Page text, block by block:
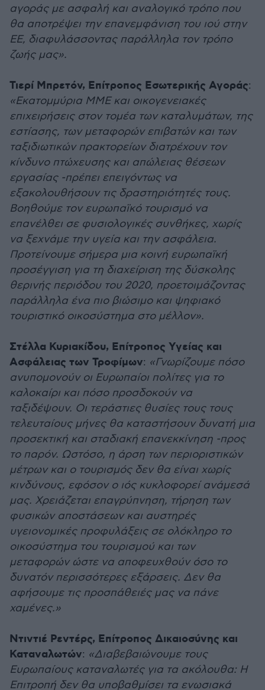
αγοράς με ασφαλή και αναλογικό τρόπο που
θα αποτρέψει την επανεμφάνιση του ιού στην
ΕΕ, διαφυλάσσοντας παράλληλα τον τρόπο
ζωής μας».
Τιερί Μπρετόν, Επίτροπος Εσωτερικής Αγοράς:
«Εκατομμύρια ΜΜΕ και οικογενειακές
επιχειρήσεις στον τομέα των καταλυμάτων, της
εστίασης, των μεταφορών επιβατών και των
ταξιδιωτικών πρακτορείων διατρέχουν τον
κίνδυνο πτώχευσης και απώλειας θέσεων
εργασίας -πρέπει επειγόντως να
εξακολουθήσουν τις δραστηριότητές τους.
Βοηθούμε τον ευρωπαϊκό τουρισμό να
επανέλθει σε φυσιολογικές συνθήκες, χωρίς
να ξεχνάμε την υγεία και την ασφάλεια.
Προτείνουμε σήμερα μια κοινή ευρωπαϊκή
προσέγγιση για τη διαχείριση της δύσκολης
θερινής περιόδου του 2020, προετοιμάζοντας
παράλληλα ένα πιο βιώσιμο και ψηφιακό
τουριστικό οικοσύστημα στο μέλλον».
Στέλλα Κυριακίδου, Επίτροπος Υγείας και
Ασφάλειας των Τροφίμων: «Γνωρίζουμε πόσο
ανυπομονούν οι Ευρωπαίοι πολίτες για το
καλοκαίρι και πόσο προσδοκούν να
ταξιδέψουν. Οι τεράστιες θυσίες τους τους
τελευταίους μήνες θα καταστήσουν δυνατή μια
προσεκτική και σταδιακή επανεκκίνηση -προς
το παρόν. Ωστόσο, η άρση των περιοριστικών
μέτρων και ο τουρισμός δεν θα είναι χωρίς
κινδύνους, εφόσον ο ιός κυκλοφορεί ανάμεσά
μας. Χρειάζεται επαγρύπνηση, τήρηση των
φυσικών αποστάσεων και αυστηρές
υγειονομικές προφυλάξεις σε ολόκληρο το
οικοσύστημα του τουρισμού και των
μεταφορών ώστε να αποφευχθούν όσο το
δυνατόν περισσότερες εξάρσεις. Δεν θα
αφήσουμε τις προσπάθειές μας να πάνε
χαμένες.»
Ντιντιέ Ρεντέρς, Επίτροπος Δικαιοσύνης και
Καταναλωτών: «Διαβεβαιώνουμε τους
Ευρωπαίους καταναλωτές για τα ακόλουθα: Η
Επιτροπή δεν θα υποβαθμίσει τα ενωσιακά